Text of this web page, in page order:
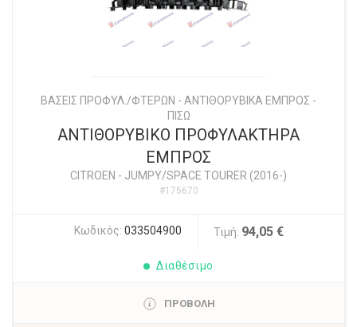
ΒΑΣΕΙΣ ΠΡΟΦΥΛ./ΦΤΕΡΩΝ - ΑΝΤΙΘΟΡΥΒΙΚΑ ΕΜΠΡΟΣ -
ΠΙΣΩ
ΑΝΤΙΘΟΡΥΒΙΚΟ ΠΡΟΦΥΛΑΚΤΗΡΑ
ΕΜΠΡΟΣ
CITROEN - JUMPY/SPACE TOURER (2016-)
#175670
Κωδικός: 033504900 Τιμή: 94,05 €
Διαθέσιμο
ΠΡΟΒΟΛΗ